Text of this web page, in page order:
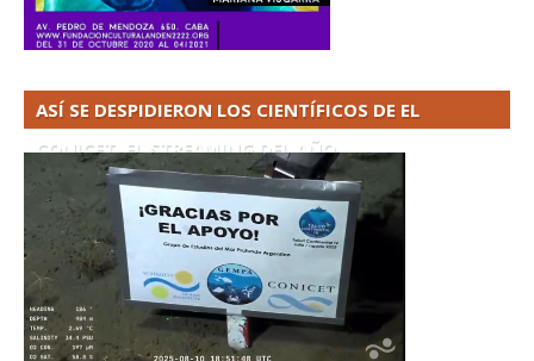
ASÍ SE DESPIDIERON LOS CIENTÍFICOS DE EL
CONICET. EL STREAMING DEL AÑO